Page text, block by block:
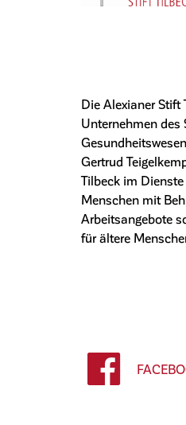
Die Alexianer Stift
Unternehmen des
Gertrud
Tilbeck im
Menschen mit
Arbeitsangebote
für ältere